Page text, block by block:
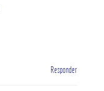
Responder